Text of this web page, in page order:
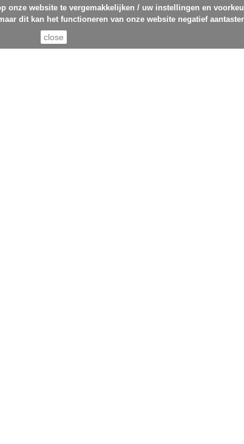
website te vergemakkelijken / uw instellingen en
dit kan het functioneren van onze website negatief
close